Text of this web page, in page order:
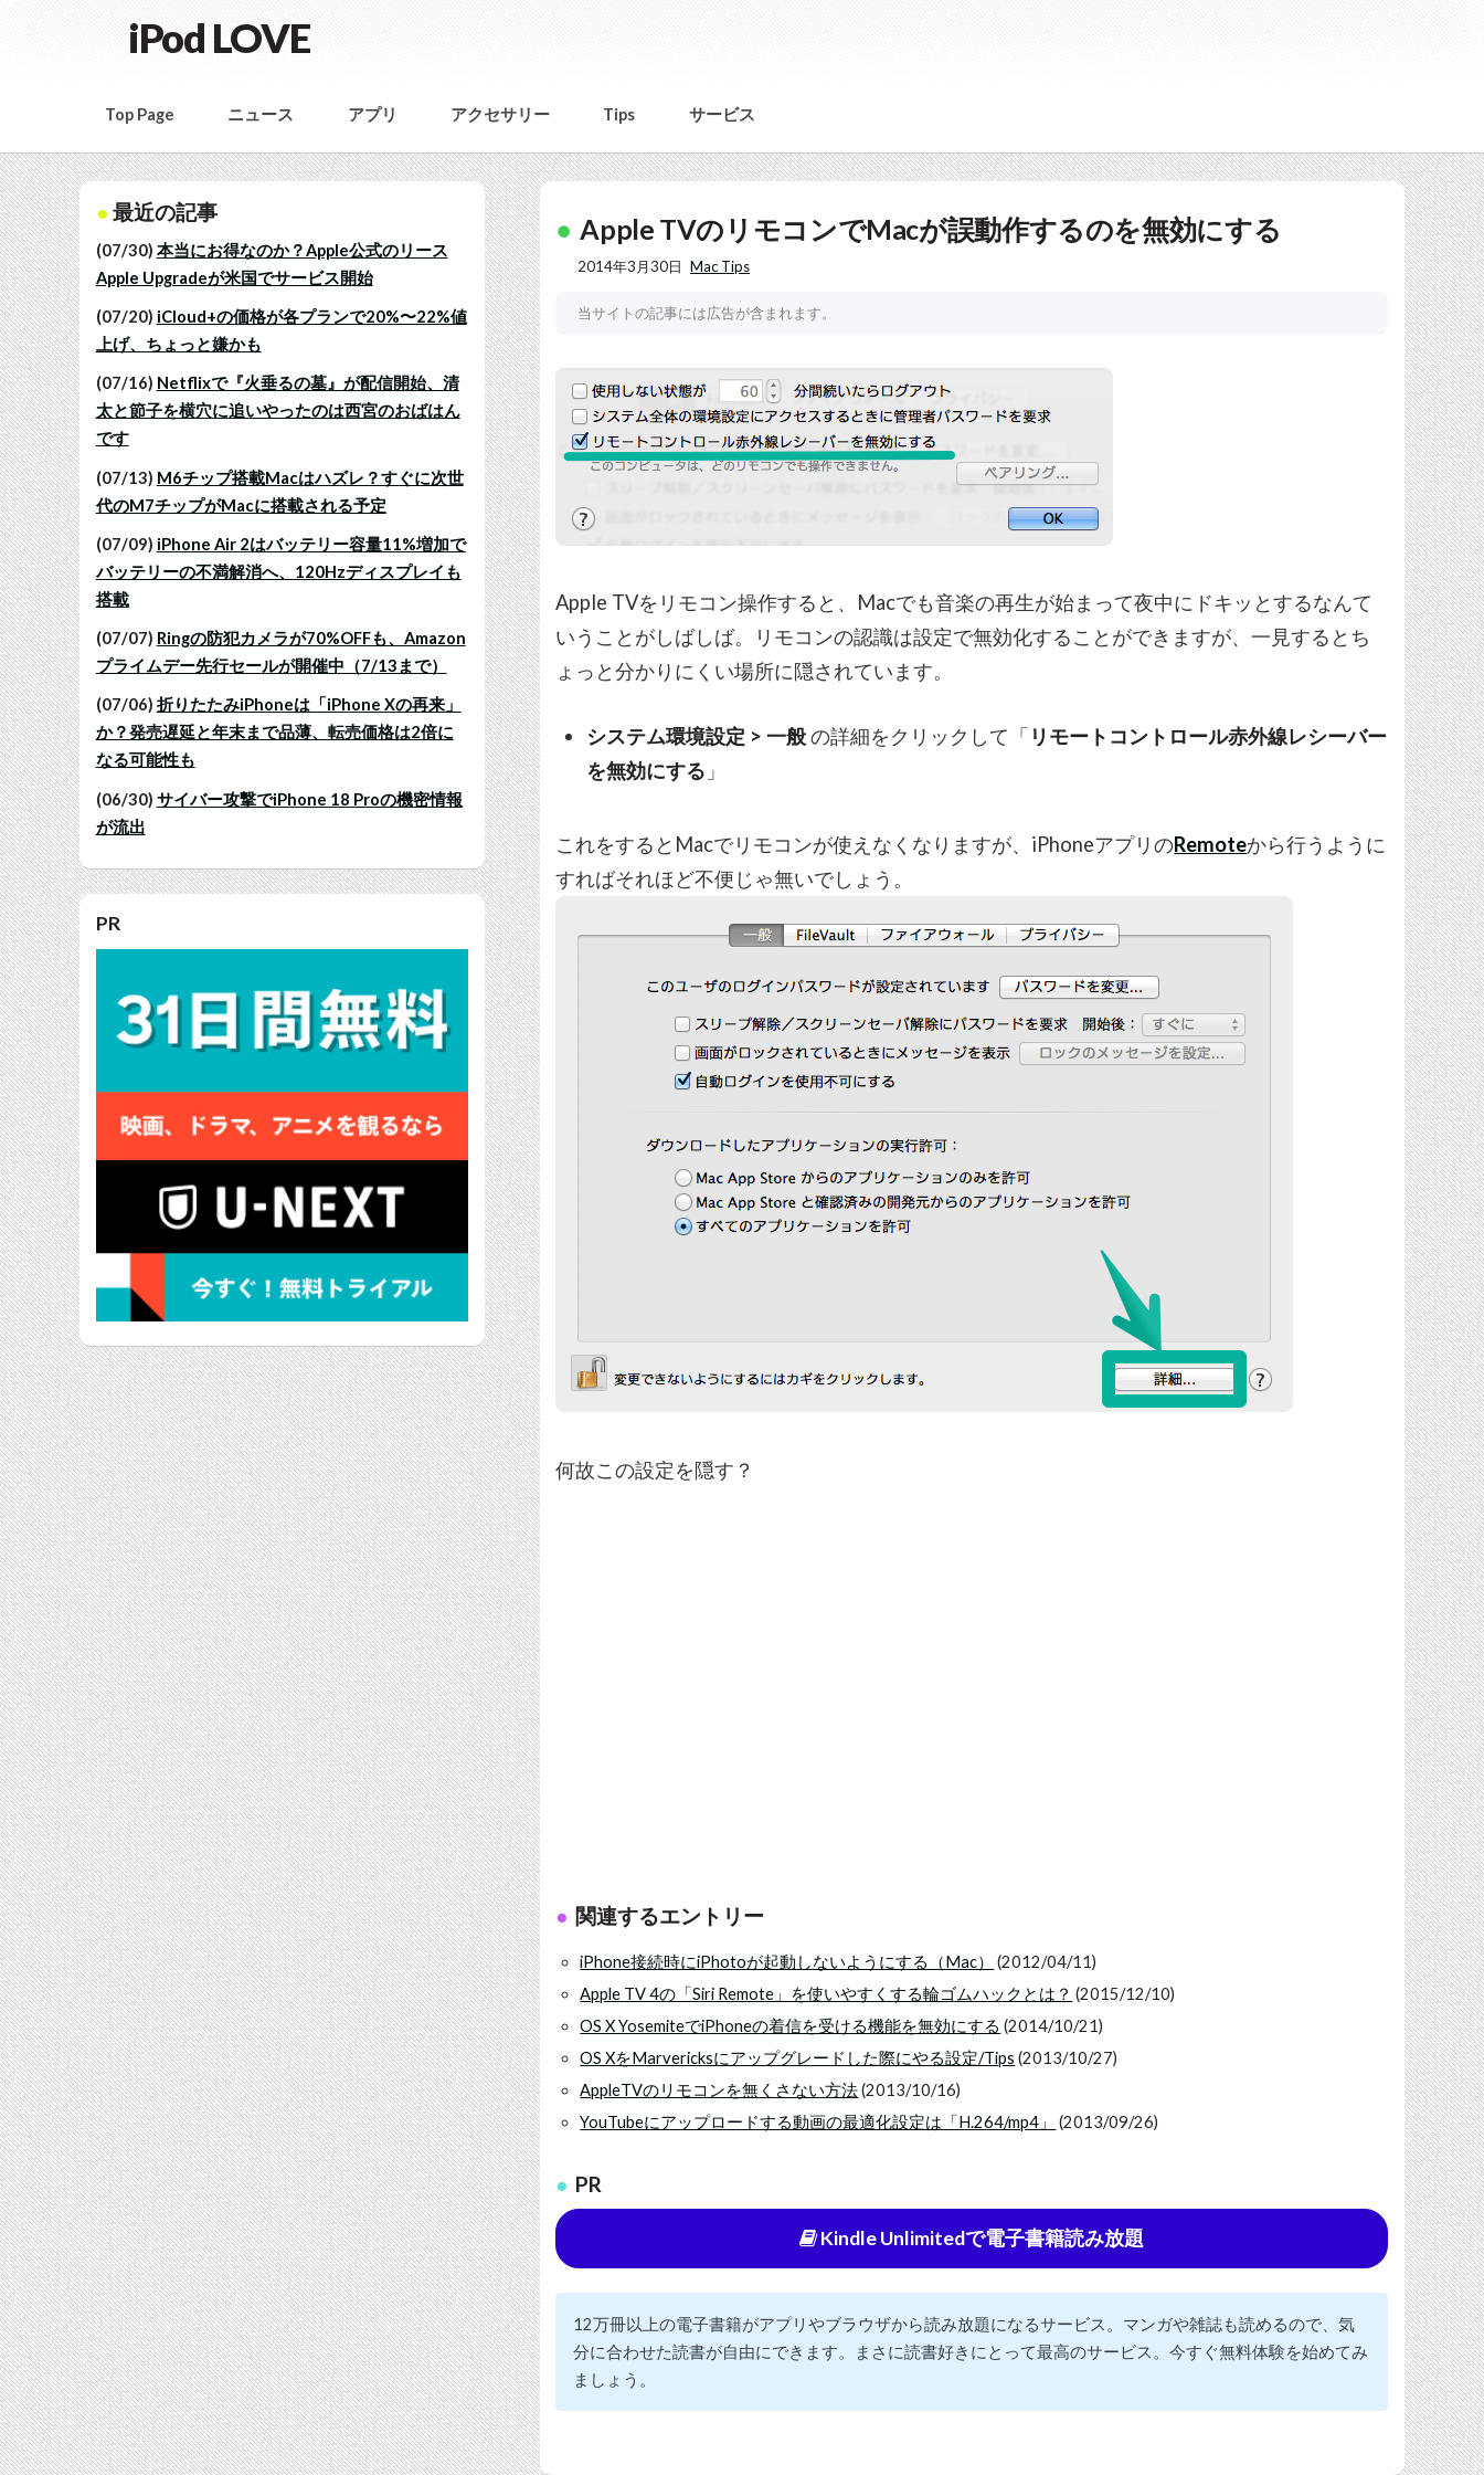
iPod LOVE
Top Page ニュース アプリ アクセサリー Tips サービス
最近の記事
(07/30) 本当にお得なのか？Apple公式のリース
Apple Upgradeが米国でサービス開始
(07/20) iCloud+の価格が各プランで20%〜22%値
上げ、ちょっと嫌かも
(07/16) Netflixで『火垂るの墓』が配信開始、清
太と節子を横穴に追いやったのは西宮のおばはん
です
(07/13) M6チップ搭載Macはハズレ？すぐに次世
代のM7チップがMacに搭載される予定
(07/09) iPhone Air 2はバッテリー容量11%増加で
バッテリーの不満解消へ、120Hzディスプレイも
搭載
(07/07) Ringの防犯カメラが70%OFFも、Amazon
プライムデー先行セールが開催中（7/13まで）
(07/06) 折りたたみiPhoneは「iPhone Xの再来」
か？発売遅延と年末まで品薄、転売価格は2倍に
なる可能性も
(06/30) サイバー攻撃でiPhone 18 Proの機密情報
が流出
PR
Apple TVのリモコンでMacが誤動作するのを無効にする
2014年3月30日 Mac Tips
当サイトの記事には広告が含まれます。
Apple TVをリモコン操作すると、Macでも音楽の再生が始まって夜中にドキッとするなんて
いうことがしばしば。リモコンの認識は設定で無効化することができますが、一見するとち
ょっと分かりにくい場所に隠されています。
システム環境設定 > 一般の詳細をクリックして「 リモートコントロール赤外線レシーバー
を無効にする 」
これをするとMacでリモコンが使えなくなりますが、iPhoneアプリのRemoteから行うように
すればそれほど不便じゃ無いでしょう。
何故この設定を隠す？
関連するエントリー
iPhone接続時にiPhotoが起動しないようにする（Mac）
(2012/04/11)
Apple TV 4の「Siri Remote」を使いやすくする輪ゴムハックとは？ (2015/12/10)
OS X YosemiteでiPhoneの着信を受ける機能を無効にする (2014/10/21)
OS XをMarvericksにアップグレードした際にやる設定/Tips (2013/10/27)
AppleTVのリモコンを無くさない方法(2013/10/16)
YouTubeにアップロードする動画の最適化設定は「H.264/mp4」
(2013/09/26)
PR
Kindle Unlimitedで電子書籍読み放題
12万冊以上の電子書籍がアプリやブラウザから読み放題になるサービス。マンガや雑誌も読めるので、気
分に合わせた読書が自由にできます。まさに読書好きにとって最高のサービス。今すぐ無料体験を始めてみ
ましょう。